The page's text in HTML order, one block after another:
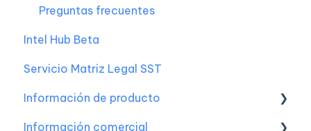
Preguntas frecuentes
Intel Hub Beta
Servicio Matriz Legal SST
Información de producto
Boletines de actualizaciones
Información comercial